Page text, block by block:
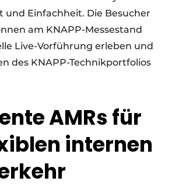
und Einfachheit. Die Besucher
am KNAPP-Messestand
Live-Vorführung erleben und
des KNAPP-Technikportfolios
AMRs für
internen